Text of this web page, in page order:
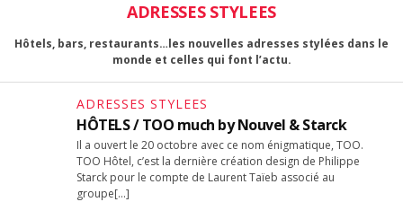
ADRESSES STYLEES
Hôtels, bars, restaurants…les nouvelles adresses stylées dans le
monde et celles qui font l’actu.
ADRESSES STYLEES
HÔTELS / TOO much by Nouvel & Starck
Il a ouvert le 20 octobre avec ce nom énigmatique, TOO.
TOO Hôtel, c’est la dernière création design de Philippe
Starck pour le compte de Laurent Taïeb associé au
groupe[…]